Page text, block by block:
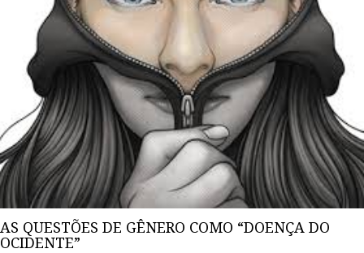
AS QUESTÕES DE GÊNERO COMO “DOENÇA DO
OCIDENTE”